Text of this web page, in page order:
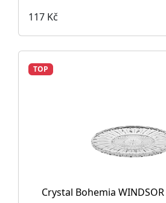
117 Kč
TOP
Crystal Bohemia